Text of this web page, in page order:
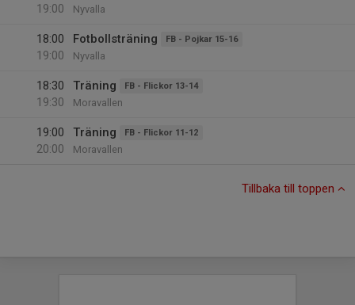
19:00
Nyvalla
18:00
19:00
Fotbollsträning FB - Pojkar 15-16
Nyvalla
18:30
19:30
Träning FB - Flickor 13-14
Moravallen
19:00
20:00
Träning FB - Flickor 11-12
Moravallen
Tillbaka till toppen